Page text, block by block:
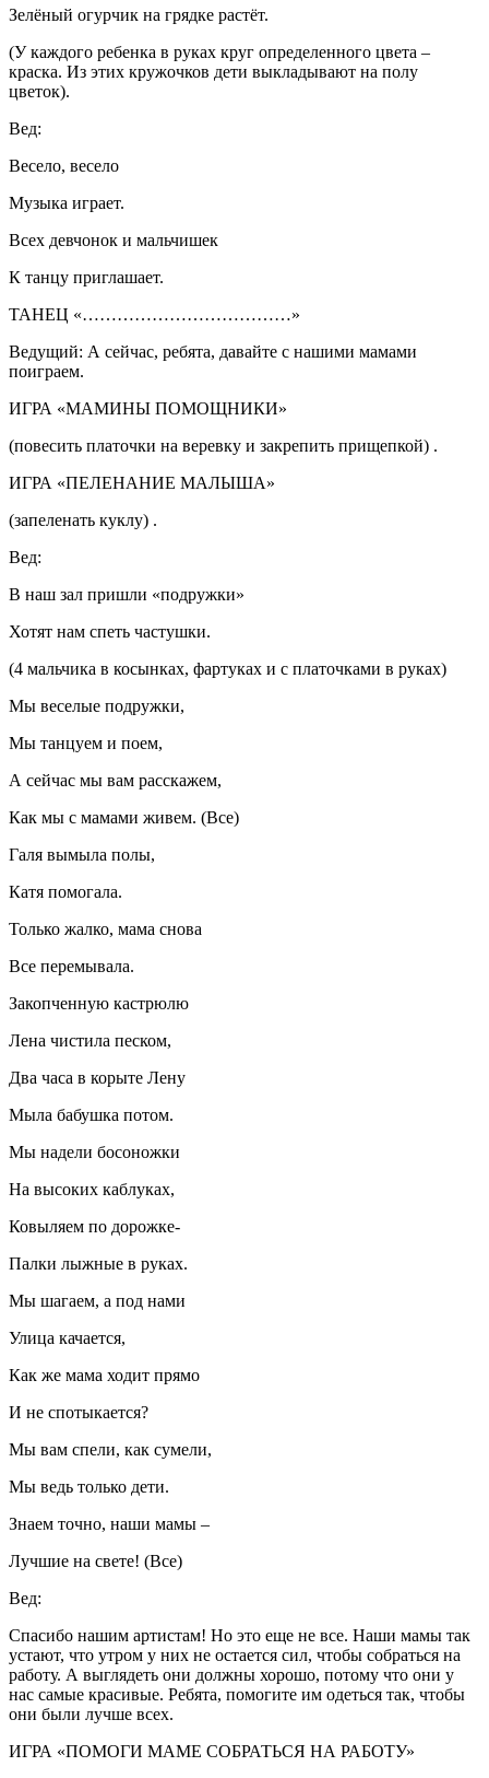
Зелёный огурчик на грядке растёт.
(У каждого ребенка в руках круг определенного цвета –
краска. Из этих кружочков дети выкладывают на полу
цветок).
Вед:
Весело, весело
Музыка играет.
Всех девчонок и мальчишек
К танцу приглашает.
ТАНЕЦ «………………………………»
Ведущий: А сейчас, ребята, давайте с нашими мамами
поиграем.
ИГРА «МАМИНЫ ПОМОЩНИКИ»
(повесить платочки на веревку и закрепить прищепкой) .
ИГРА «ПЕЛЕНАНИЕ МАЛЫША»
(запеленать куклу) .
Вед:
В наш зал пришли «подружки»
Хотят нам спеть частушки.
(4 мальчика в косынках, фартуках и с платочками в руках)
Мы веселые подружки,
Мы танцуем и поем,
А сейчас мы вам расскажем,
Как мы с мамами живем. (Все)
Галя вымыла полы,
Катя помогала.
Только жалко, мама снова
Все перемывала.
Закопченную кастрюлю
Лена чистила песком,
Два часа в корыте Лену
Мыла бабушка потом.
Мы надели босоножки
На высоких каблуках,
Ковыляем по дорожке-
Палки лыжные в руках.
Мы шагаем, а под нами
Улица качается,
Как же мама ходит прямо
И не спотыкается?
Мы вам спели, как сумели,
Мы ведь только дети.
Знаем точно, наши мамы –
Лучшие на свете! (Все)
Вед:
Спасибо нашим артистам! Но это еще не все. Наши мамы так
устают, что утром у них не остается сил, чтобы собраться на
работу. А выглядеть они должны хорошо, потому что они у
нас самые красивые. Ребята, помогите им одеться так, чтобы
они были лучше всех.
ИГРА «ПОМОГИ МАМЕ СОБРАТЬСЯ НА РАБОТУ»